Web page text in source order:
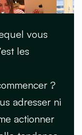
vous
les
?
adresser ni
actionner